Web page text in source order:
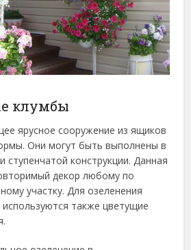
клумбы
ярусное сооружение из ящиков
Они могут быть выполнены в
конструкции. Данная
декор любому по
участку. Для озеленения
используются также цветущие